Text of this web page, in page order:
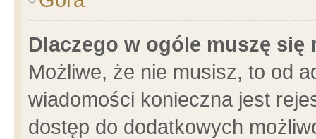
Dlaczego w ogóle muszę się
Możliwe, że nie musisz, to od
wiadomości konieczna jest
dostęp do dodatkowych